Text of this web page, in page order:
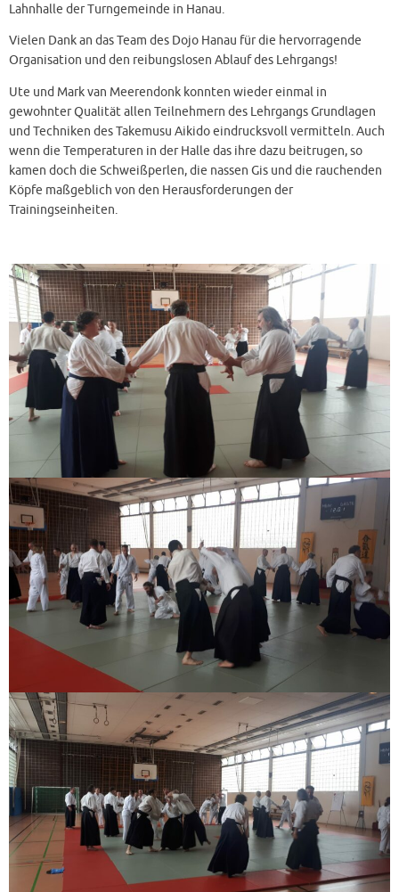
Lahnhalle der Turngemeinde in Hanau.
Vielen Dank an das Team des Dojo Hanau für die hervorragende
Organisation und den reibungslosen Ablauf des Lehrgangs!
Ute und Mark van Meerendonk konnten wieder einmal in
gewohnter Qualität allen Teilnehmern des Lehrgangs Grundlagen
und Techniken des Takemusu Aikido eindrucksvoll vermitteln. Auch
wenn die Temperaturen in der Halle das ihre dazu beitrugen, so
kamen doch die Schweißperlen, die nassen Gis und die rauchenden
Köpfe maßgeblich von den Herausforderungen der
Trainingseinheiten.